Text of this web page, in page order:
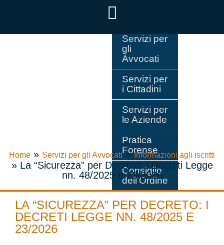
Servizi per
gli
Avvocati
Servizi per
i Cittadini
Servizi per
le Aziende
Pratica
Forense
Consiglio
dell’Ordine
Home » Servizi per gli Avvocati»Informazioni agli iscritti
» La “Sicurezza” per Decreto: i Decreti Legge
nn. 48/2025 e 23/2026
LA “SICUREZZA” PER DECRETO: I
DECRETI LEGGE NN. 48/2025 E
23/2026